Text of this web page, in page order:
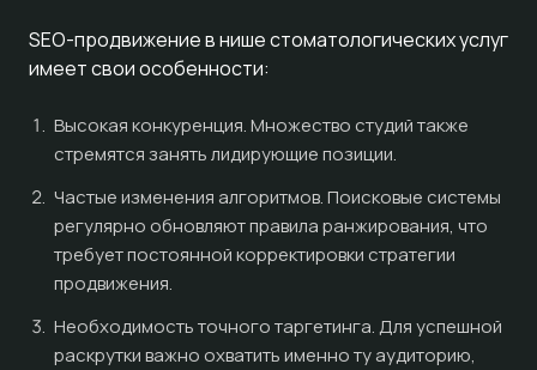
SEO-продвижение в нише стоматологических услуг
имеет свои особенности:
Высокая конкуренция. Множество студий также
стремятся занять лидирующие позиции.
Частые изменения алгоритмов. Поисковые системы
регулярно обновляют правила ранжирования, что
требует постоянной корректировки стратегии
продвижения.
Необходимость точного таргетинга. Для успешной
раскрутки важно охватить именно ту аудиторию,